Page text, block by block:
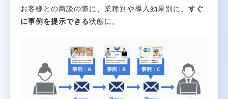
お客様との商談の際に、業種別や導入効果別に、 すぐ
に事例を提示できる状態に。